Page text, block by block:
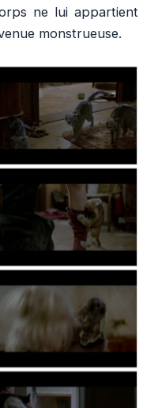
ne lui appartient
monstrueuse.